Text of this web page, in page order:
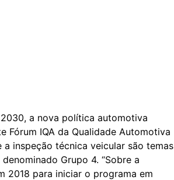
a nova política automotiva
Fórum IQA da Qualidade Automotiva
inspeção técnica veicular são temas
Grupo 4. “Sobre a
2018 para iniciar o programa em